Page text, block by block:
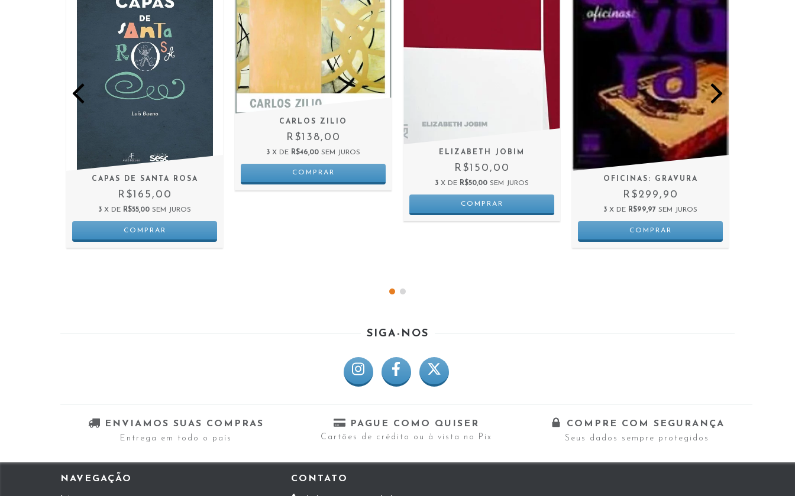
CAPAS DE SANTA ROSA
R$165,00
3 X DE R$55,00 SEM JUROS
CARLOS ZILIO
R$138,00
3 X DE R$46,00 SEM JUROS ELIZABETH JOBIM
R$150,00
3 X DE R$50,00 SEM JUROS
OFICINAS: GRAVURA
R$299,90
3 X DE R$99,97 SEM JUROS
SIGA-NOS
ENVIAMOS SUAS COMPRAS
Entrega em todo o país
PAGUE COMO QUISER
Cartões de crédito ou à vista no Pix
COMPRE COM SEGURANÇA
Seus dados sempre protegidos
NAVEGAÇÃO CONTATO